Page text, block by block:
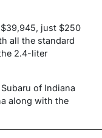
just $250
all the standard
2.4-liter
of Indiana
along with the